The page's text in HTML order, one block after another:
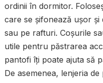
ordinii în dormitor.
care se șifonează ușor
sau pe rafturi. Coșurile
utile pentru păstrarea
pantofi îți poate ajuta să
De asemenea, lenjeria